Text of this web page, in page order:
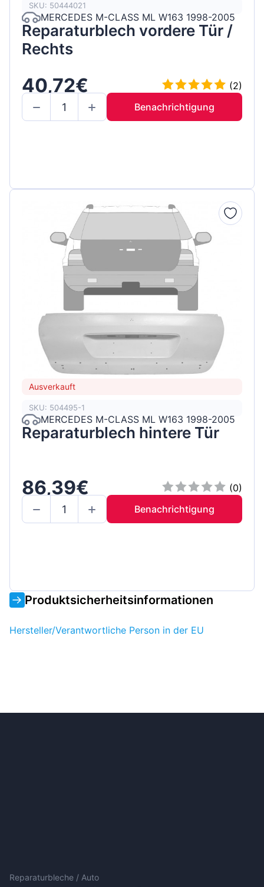
SKU: 50444021
MERCEDES M-CLASS ML W163 1998-2005
Reparaturblech vordere Tür /
Rechts
40,72€
(2)
Benachrichtigung
Ausverkauft
SKU: 504495-1
MERCEDES M-CLASS ML W163 1998-2005
Reparaturblech hintere Tür
86,39€
(0)
Benachrichtigung
Produktsicherheitsinformationen
Hersteller/Verantwortliche Person in der EU
Reparaturbleche / Auto